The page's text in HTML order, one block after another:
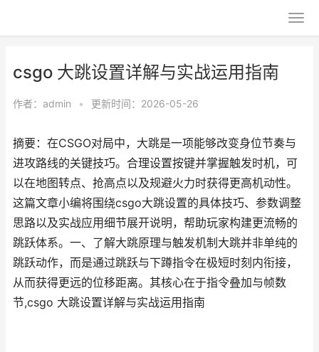
csgo 大跳设置详解与实战运用指南
作者： admin • 更新时间：2026-05-26
摘要：在CSGO对局中，大跳是一项能够改变身位节奏与
进攻路线的关键技巧。合理设置按键并掌握触发时机，可
以在地图转点、抢高点以及规避火力时获得更高机动性。
这篇文章小编将围绕csgo大跳设置的具体技巧、参数调整
思路以及实战应用细节展开说明，帮助玩家构建更流畅的
跳跃体系。一、了解大跳原理与触发机制大跳并非单纯的
跳跃动作，而是通过跳跃与下蹲指令在极短时刻内衔接，
从而获得更远的位移距离。其核心在于指令叠加与帧数
节,csgo 大跳设置详解与实战运用指南